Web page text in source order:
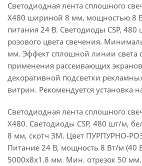
Светодиодная лента сплошного
X480 шириной 8 мм, мощностью 8
питания 24 В. Светодиоды CSP,
розового цвета свечения.
мм. Эффект сплошной линии света
применения рассеивающих
декоративной подсветки
витрин. Рекомендуется установка
Светодиодная лента сплошного
X480. Светодиоды CSP, 480 шт/м,
8 мм, скотч 3M. Цвет ПУРПУРНО-
Питание 24 В, мощность 8 Вт/м (40
5000х8х1.8 мм. Мин. отрезок 50